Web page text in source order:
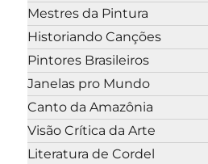
Mestres da Pintura
Historiando Canções
Pintores Brasileiros
Janelas pro Mundo
Canto da Amazônia
Visão Crítica da Arte
Literatura de Cordel